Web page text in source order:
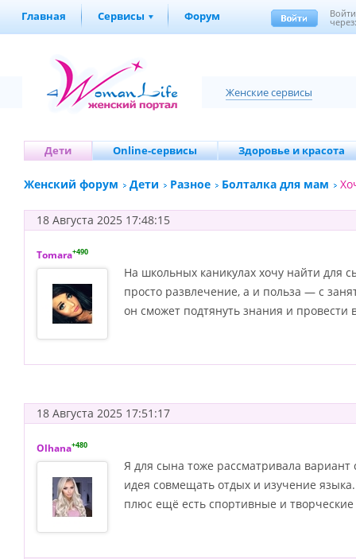
Главная Сервисы Форум Войти
Женские сервисы
Дети Online-сервисы Здоровье и красота
Женский форум Дети Разное Болталка для мам
18 Августа 2025 17:48:15
Tomara+490
На школьных каникулах хочу найти для
просто развлечение, а и польза — с
он сможет подтянуть знания и провести
18 Августа 2025 17:51:17
Olhana+480
Я для сына тоже рассматривала
идея совмещать отдых и изучение
плюс ещё есть спортивные и